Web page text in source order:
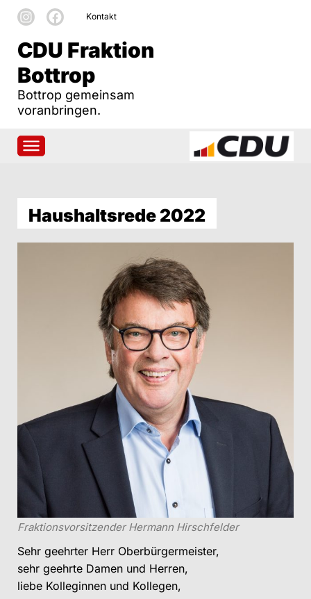
Kontakt
CDU Fraktion
Bottrop
Bottrop gemeinsam
voranbringen.
Haushaltsrede 2022
Fraktionsvorsitzender Hermann Hirschfelder
Sehr geehrter Herr Oberbürgermeister,
sehr geehrte Damen und Herren,
liebe Kolleginnen und Kollegen,